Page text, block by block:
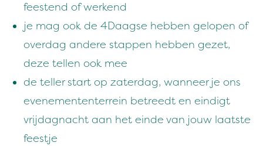
feestend of werkend
je mag ook de 4Daagse hebben gelopen of
overdag andere stappen hebben gezet,
deze tellen ook mee
de teller start op zaterdag, wanneer je ons
evenemententerrein betreedt en eindigt
vrijdagnacht aan het einde van jouw laatste
feestje